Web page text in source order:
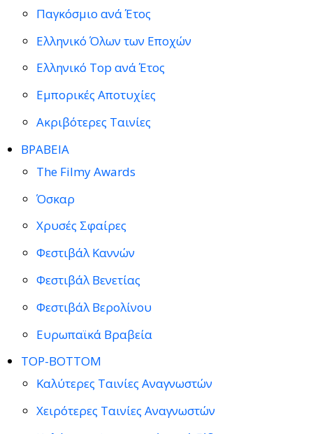
Παγκόσμιο ανά Έτος
Ελληνικό Όλων των Εποχών
Ελληνικό Top ανά Έτος
Εμπορικές Αποτυχίες
Ακριβότερες Ταινίες
ΒΡΑΒΕΙΑ
The Filmy Awards
Όσκαρ
Χρυσές Σφαίρες
Φεστιβάλ Καννών
Φεστιβάλ Βενετίας
Φεστιβάλ Βερολίνου
Ευρωπαϊκά Βραβεία
TOP-BOTTOM
Καλύτερες Ταινίες Αναγνωστών
Χειρότερες Ταινίες Αναγνωστών